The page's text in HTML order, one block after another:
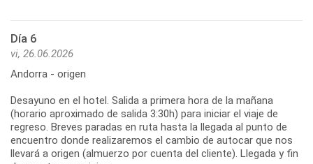
Día 6
vi, 26.06.2026
Andorra - origen
Desayuno en el hotel. Salida a primera hora de la mañana
(horario aproximado de salida 3:30h) para iniciar el viaje de
regreso. Breves paradas en ruta hasta la llegada al punto de
encuentro donde realizaremos el cambio de autocar que nos
llevará a origen (almuerzo por cuenta del cliente). Llegada y fin